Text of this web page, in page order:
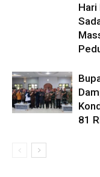
Hari
81